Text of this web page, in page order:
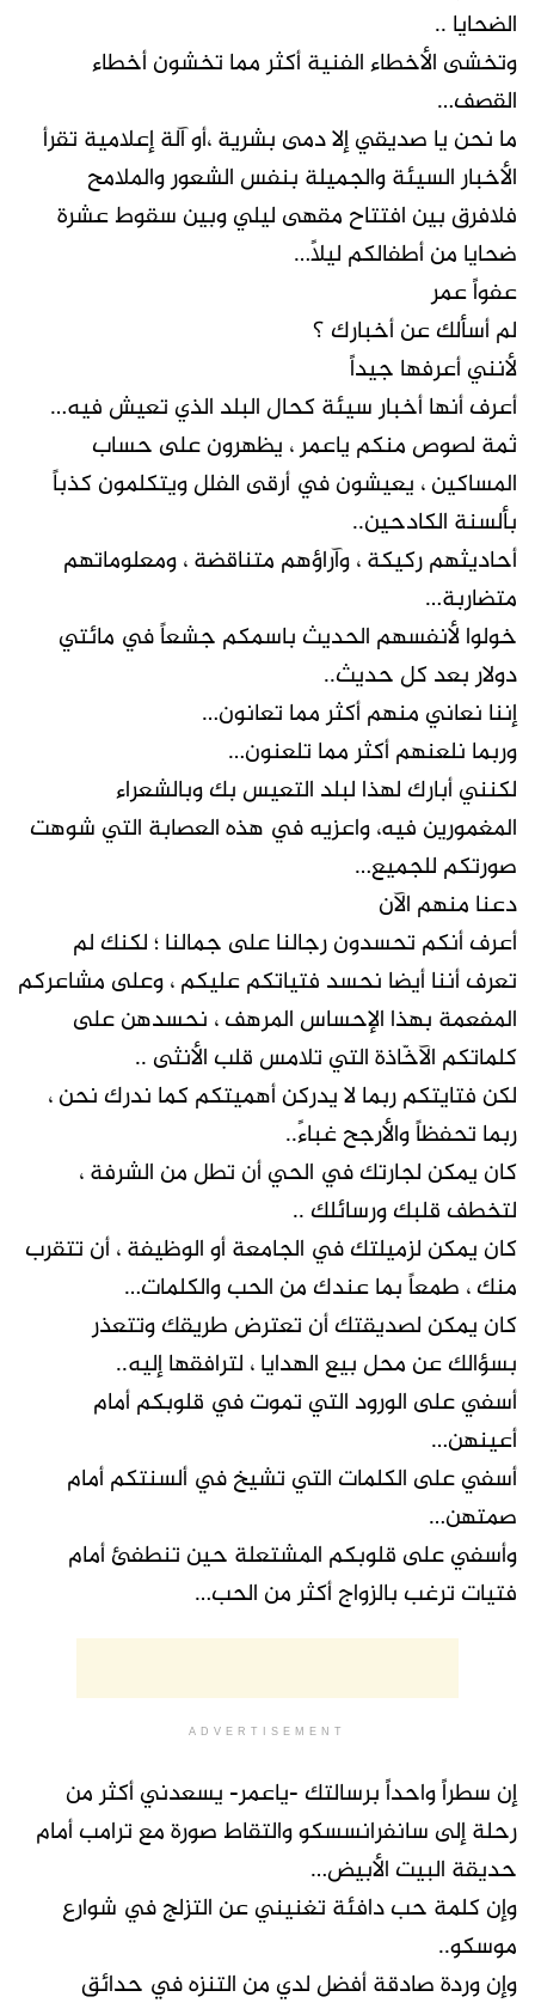
الضحايا ..
وتخشى الأخطاء الفنية أكثر مما تخشون أخطاء
القصف…
ما نحن يا صديقي إلا دمى بشرية ،أو آلة إعلامية تقرأ
الأخبار السيئة والجميلة بنفس الشعور والملامح
فلافرق بين افتتاح مقهى ليلي وبين سقوط عشرة
ضحايا من أطفالكم ليلاً…
عفواً عمر
لم أسألك عن أخبارك ؟
لأنني أعرفها جيداً
أعرف أنها أخبار سيئة كحال البلد الذي تعيش فيه…
ثمة لصوص منكم ياعمر ، يظهرون على حساب
المساكين ، يعيشون في أرقى الفلل ويتكلمون كذباً
بألسنة الكادحين..
أحاديثهم ركيكة ، وآراؤهم متناقضة ، ومعلوماتهم
متضاربة…
خولوا لأنفسهم الحديث باسمكم جشعاً في مائتي
دولار بعد كل حديث..
إننا نعاني منهم أكثر مما تعانون…
وربما نلعنهم أكثر مما تلعنون…
لكنني أبارك لهذا لبلد التعيس بك وبالشعراء
المغمورين فيه، واعزيه في هذه العصابة التي شوهت
صورتكم للجميع…
دعنا منهم الآن
أعرف أنكم تحسدون رجالنا على جمالنا ؛ لكنك لم
تعرف أننا أيضا نحسد فتياتكم عليكم ، وعلى مشاعركم
المفعمة بهذا الإحساس المرهف ، نحسدهن على
كلماتكم الآخّاذة التي تلامس قلب الأنثى ..
لكن فتايتكم ربما لا يدركن أهميتكم كما ندرك نحن ،
ربما تحفظاً والأرجح غباءً..
كان يمكن لجارتك في الحي أن تطل من الشرفة ،
لتخطف قلبك ورسائلك ..
كان يمكن لزميلتك في الجامعة أو الوظيفة ، أن تتقرب
منك ، طمعاً بما عندك من الحب والكلمات…
كان يمكن لصديقتك أن تعترض طريقك وتتعذر
بسؤالك عن محل بيع الهدايا ، لترافقها إليه..
أسفي على الورود التي تموت في قلوبكم أمام
أعينهن…
أسفي على الكلمات التي تشيخ في ألسنتكم أمام
صمتهن…
وأسفي على قلوبكم المشتعلة حين تنطفئ أمام
فتيات ترغب بالزواج أكثر من الحب…
ADVERTISEMENT
إن سطراً واحداً برسالتك -ياعمر- يسعدني أكثر من
رحلة إلى سانفرانسسكو والتقاط صورة مع ترامب أمام
حديقة البيت الأبيض…
وإن كلمة حب دافئة تغنيني عن التزلج في شوارع
موسكو..
وإن وردة صادقة أفضل لدي من التنزه في حدائق